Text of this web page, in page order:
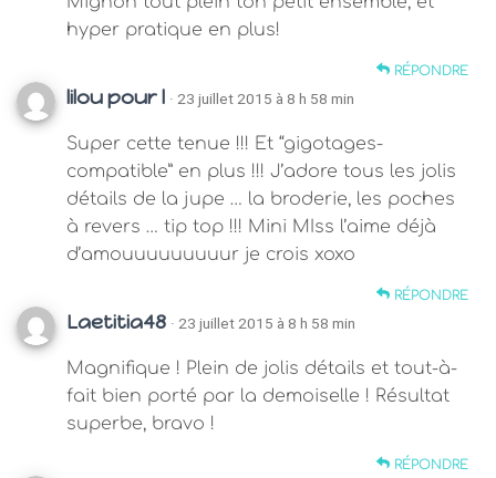
hyper pratique en plus!
RÉPONDRE
lilou pour l · 23 juillet 2015 à 8 h 58 min
Super cette tenue !!! Et “gigotages-
compatible” en plus !!! J’adore tous les jolis
détails de la jupe … la broderie, les poches
à revers … tip top !!! Mini MIss l’aime déjà
d’amouuuuuuuuur je crois xoxo
RÉPONDRE
Laetitia48 · 23 juillet 2015 à 8 h 58 min
Magnifique ! Plein de jolis détails et tout-à-
fait bien porté par la demoiselle ! Résultat
superbe, bravo !
RÉPONDRE